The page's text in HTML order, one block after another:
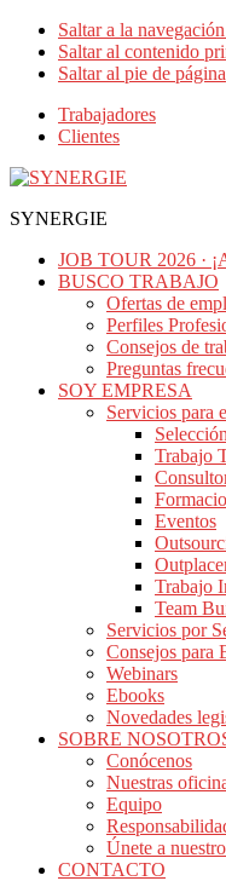
Saltar a la
Saltar al contenido
Saltar al pie de página
Trabajadores
Clientes
SYNERGIE
JOB TOUR 2026 ·
BUSCO TRABAJO
Ofertas de
Perfiles
Consejos de
Preguntas
SOY EMPRESA
Servicios para
Trabajo
Eventos
Trabajo
Team
Servicios por
Consejos para
Webinars
Ebooks
Novedades
SOBRE
Conócenos
Nuestras
Equipo
Únete a
CONTACTO